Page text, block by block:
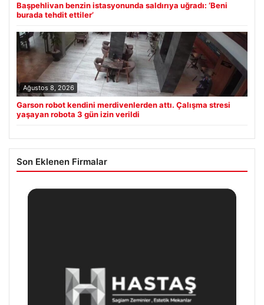
Başpehlivan benzin istasyonunda saldırıya uğradı: ‘Beni
burada tehdit ettiler’
Ağustos 8, 2026
Garson robot kendini merdivenlerden attı. Çalışma stresi
yaşayan robota 3 gün izin verildi
Son Eklenen Firmalar